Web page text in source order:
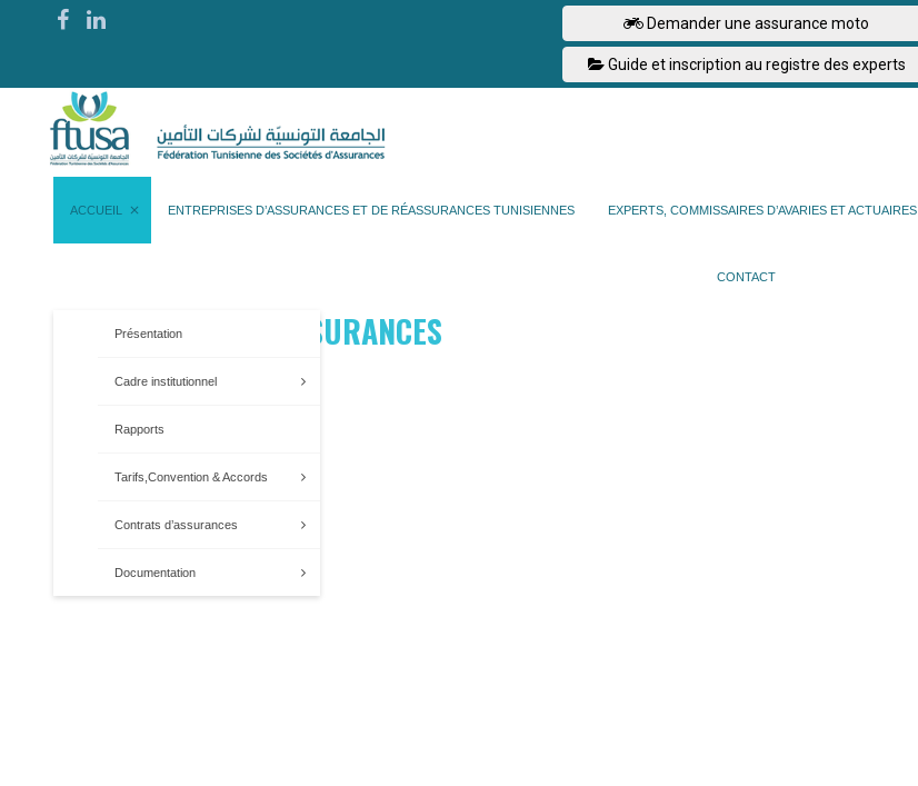
Demander une assurance moto
Guide et inscription au registre des experts
ACCUEIL
Présentation
Cadre institutionnel
Rapports
Tarifs,Convention & Accords
Contrats d’assurances
Documentation
ENTREPRISES D’ASSURANCES ET DE RÉASSURANCES TUNISIENNES EXPERTS, COMMISSAIRES D’AVARIES ET ACTUAIRES
CONTACT
CONTRATS D’ASSURANCES